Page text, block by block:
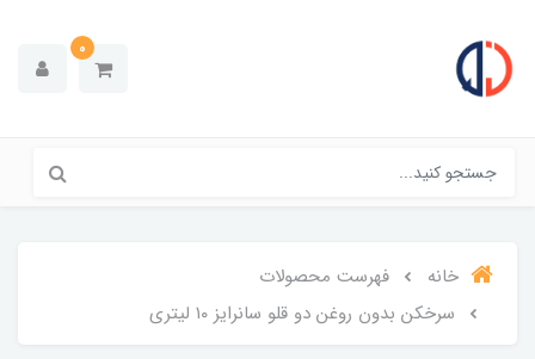
0
خانه
فهرست محصولات
سرخکن بدون روغن دو قلو سانرایز ۱۰ لیتری